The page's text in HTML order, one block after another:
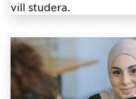
vill studera.